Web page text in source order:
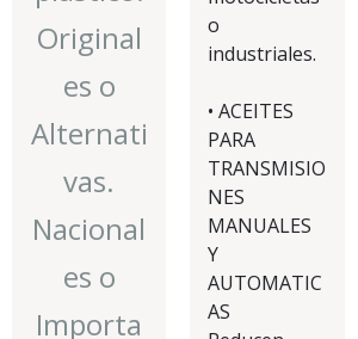
Original
es o
Alternati
vas.
Nacional
es o
Importa
o
industriales.
• ACEITES
PARA
TRANSMISIO
NES
MANUALES
Y
AUTOMATIC
AS